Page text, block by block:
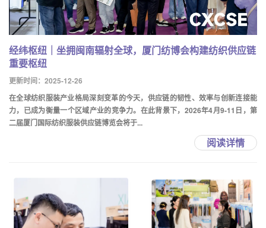
经纬枢纽｜坐拥闽南辐射全球，厦门纺博会构建纺织供应链
重要枢纽
更新时间：2025-12-26
在全球纺织服装产业格局深刻变革的今天，供应链的韧性、效率与创新连接能
力，已成为衡量一个区域产业的竞争力。在此背景下，2026年4月9-11日，第
二届厦门国际纺织服装供应链博览会将于...
阅读详情